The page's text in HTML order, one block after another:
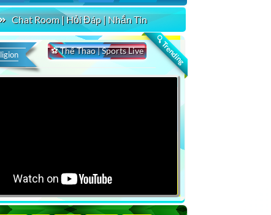
Chat Room | Hỏi Đáp | Nhắn Tin
🔍 Trending
⚽ Thể Thao | Sports Live